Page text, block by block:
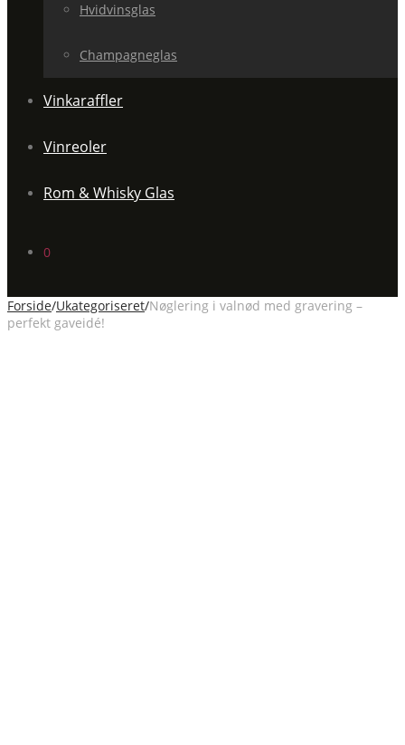
Hvidvinsglas
Champagneglas
Vinkaraffler
Vinreoler
Rom & Whisky Glas
0
Forside/Ukategoriseret/Nøglering i valnød med gravering –
perfekt gaveidé!